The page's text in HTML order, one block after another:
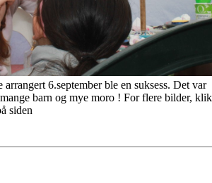
arrangert 6.september ble en suksess. Det var
barn og mye moro ! For flere bilder,
siden